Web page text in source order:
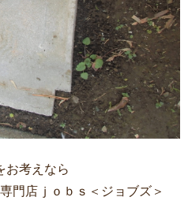
お考えなら
門店ｊｏｂｓ＜ジョブズ＞